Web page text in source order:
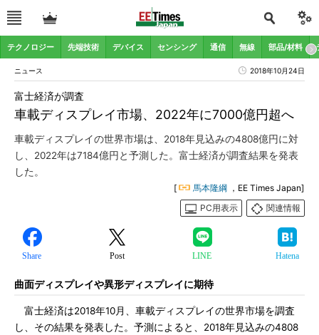
テクノロジー 先端技術 デバイス センシング 通信 無線 部品/材料
ニュース 2018年10月24日
車載ディスプレイ市場、2022年に7000億円超へ
富士経済が調査
車載ディスプレイの世界市場は、2018年見込みの4808億円に対
し、2022年は7184億円と予測した。富士経済が調査結果を発表
した。
[ 馬本隆綱 ，EE Times Japan]
PC用表示
関連情報
Share Post LINE Hatena
曲面ディスプレイや異形ディスプレイに期待
富士経済は2018年10月、車載ディスプレイの世界市場を調査
し、その結果を発表した。予測によると、2018年見込みの4808